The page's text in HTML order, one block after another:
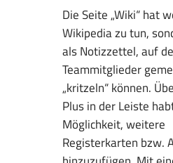
Die Seite „Wiki“ hat
Wikipedia zu tun,
als Notizzettel, auf
Teammitglieder
„kritzeln“ können.
Plus in der Leiste
Möglichkeit, weitere
Registerkarten bzw.